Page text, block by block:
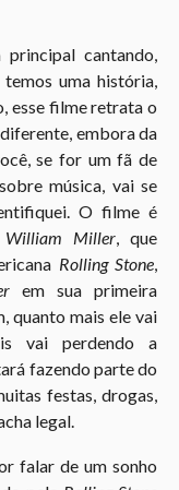
cantando,
uma história,
esse filme retrata o
embora da
se for um fã de
música, vai se
O filme é
William Miller, que
Rolling Stone,
em sua primeira
quanto mais ele vai
vai perdendo a
fazendo parte do
festas, drogas,
legal.
falar de um sonho